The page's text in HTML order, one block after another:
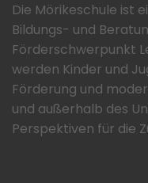
Die Mörikeschule ist
Bildungs- und
Förderschwerpunkt
werden Kinder und
Förderung und
und außerhalb des
Perspektiven für die